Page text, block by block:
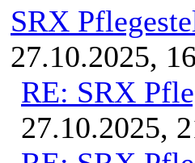
SRX
27.10.2025,
RE: SRX
27.10.2025,